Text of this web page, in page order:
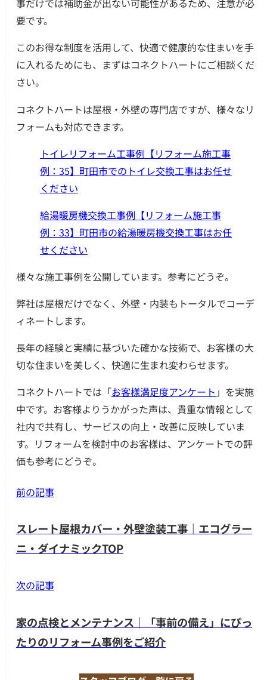
事だけでは補助金が出ない可能性があるため、注意が必
要です。
このお得な制度を活用して、快適で健康的な住まいを手
に入れるためにも、まずはコネクトハートにご相談くだ
さい。
コネクトハートは屋根・外壁の専門店ですが、様々なリ
フォームも対応できます。
トイレリフォーム工事例【リフォーム施工事
例：35】町田市でのトイレ交換工事はお任せ
ください
給湯暖房機交換工事例【リフォーム施工事
例：33】町田市の給湯暖房機交換工事はお任
せください
様々な施工事例を公開しています。参考にどうぞ。
弊社は屋根だけでなく、外壁・内装もトータルでコーデ
ィネートします。
長年の経験と実績に基づいた確かな技術で、お客様の大
切な住まいを美しく、快適に生まれ変わらせます。
コネクトハートでは「お客様満足度アンケート 」を実施
中です。お客様よりうかがった声は、貴重な情報として
社内で共有し、サービスの向上・改善に反映していま
す。リフォームを検討中のお客様は、アンケートでの評
価も参考にどうぞ。
前の記事
スレート屋根カバー・外壁塗装工事｜エコグラー
ニ・ダイナミックTOP
次の記事
家の点検とメンテナンス｜「事前の備え」にぴっ
たりのリフォーム事例をご紹介